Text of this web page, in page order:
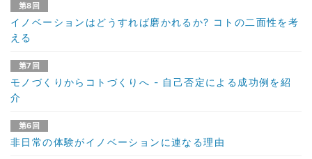
第8回
イノベーションはどうすれば磨かれるか? コトの二面性を考
える
第7回
モノづくりからコトづくりへ - 自己否定による成功例を紹
介
第6回
非日常の体験がイノベーションに連なる理由